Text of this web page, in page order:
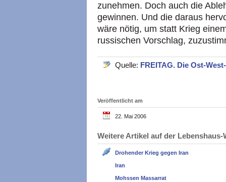
zunehmen. Doch auch die
gewinnen. Und die daraus
wäre nötig, um statt Krieg
russischen Vorschlag,
Quelle: FREITAG. Die Ost-
Veröffentlicht am
22. Mai 2006
Weitere Artikel auf der
Drohender Krieg gegen Iran
Iran
Mohssen Massarrat